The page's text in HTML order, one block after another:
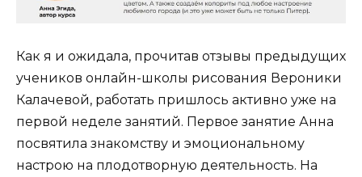
Как я и ожидала, прочитав отзывы предыдущих
учеников онлайн-школы рисования Вероники
Калачевой, работать пришлось активно уже на
первой неделе занятий. Первое занятие Анна
посвятила знакомству и эмоциональному
настрою на плодотворную деятельность. На